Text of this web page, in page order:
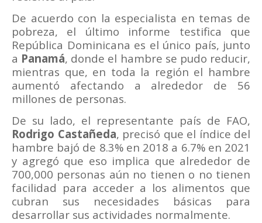
De acuerdo con la especialista en temas de
pobreza, el último informe testifica que
República Dominicana es el único país, junto
a Panamá, donde el hambre se pudo reducir,
mientras que, en toda la región el hambre
aumentó afectando a alrededor de 56
millones de personas.
De su lado, el representante país de FAO,
Rodrigo Castañeda, precisó que el índice del
hambre bajó de 8.3% en 2018 a 6.7% en 2021
y agregó que eso implica que alrededor de
700,000 personas aún no tienen o no tienen
facilidad para acceder a los alimentos que
cubran sus necesidades básicas para
desarrollar sus actividades normalmente.